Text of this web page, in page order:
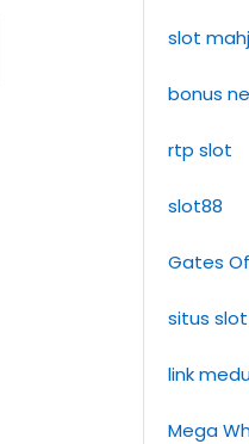
slot
bonus
rtp slot
slot88
Gates
situs
link
Mega